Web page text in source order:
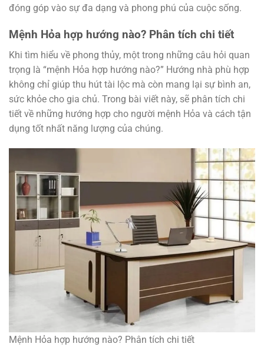
đóng góp vào sự đa dạng và phong phú của cuộc sống.
Mệnh Hỏa hợp hướng nào? Phân tích chi tiết
Khi tìm hiểu về phong thủy, một trong những câu hỏi quan
trọng là “mệnh Hỏa hợp hướng nào?” Hướng nhà phù hợp
không chỉ giúp thu hút tài lộc mà còn mang lại sự bình an,
sức khỏe cho gia chủ. Trong bài viết này, sẽ phân tích chi
tiết về những hướng hợp cho người mệnh Hỏa và cách tận
dụng tốt nhất năng lượng của chúng.
Mệnh Hỏa hợp hướng nào? Phân tích chi tiết